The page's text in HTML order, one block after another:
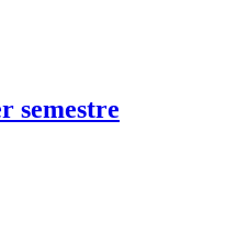
semestre